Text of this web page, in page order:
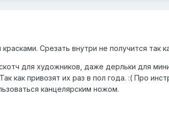
Срезать внутри не получится так
для художников, даже дерльки для
как привозят их раз в пол года. :( Про
канцелярским ножом.